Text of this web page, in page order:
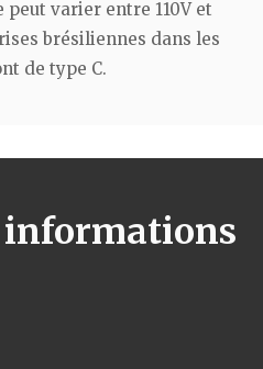
varier entre 110V et
brésiliennes dans les
de type C.
informations